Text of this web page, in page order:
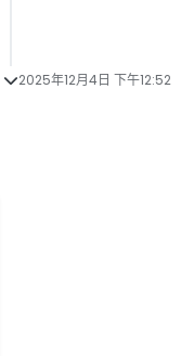
2025年12月4日 下午12:52